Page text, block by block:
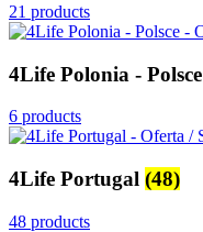
21 products
4Life Polonia - Polsce
6 products
4Life Portugal (48)
48 products